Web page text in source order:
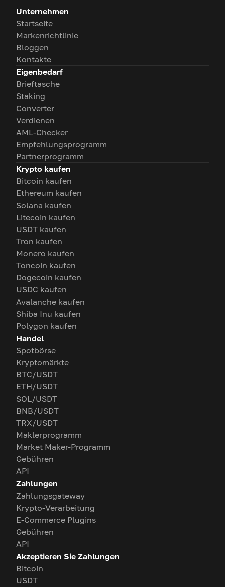
Unternehmen
Startseite
Markenrichtlinie
Bloggen
Kontakte
Eigenbedarf
Brieftasche
Staking
Converter
Verdienen
AML-Checker
Empfehlungsprogramm
Partnerprogramm
Krypto kaufen
Bitcoin kaufen
Ethereum kaufen
Solana kaufen
Litecoin kaufen
USDT kaufen
Tron kaufen
Monero kaufen
Toncoin kaufen
Dogecoin kaufen
USDC kaufen
Avalanche kaufen
Shiba Inu kaufen
Polygon kaufen
Handel
Spotbörse
Kryptomärkte
BTC/USDT
ETH/USDT
SOL/USDT
BNB/USDT
TRX/USDT
Maklerprogramm
Market Maker-Programm
Gebühren
API
Zahlungen
Zahlungsgateway
Krypto-Verarbeitung
E-Commerce Plugins
Gebühren
API
Akzeptieren Sie Zahlungen
Bitcoin
USDT